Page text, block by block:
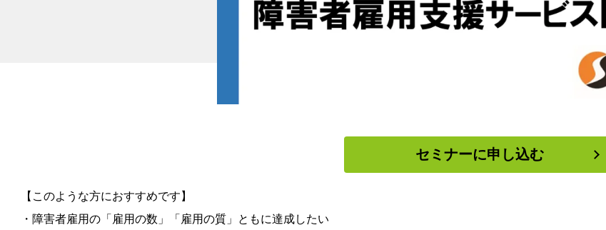
セミナーに申し込む
【このような方におすすめです】
・障害者雇用の「雇用の数」「雇用の質」ともに達成したい